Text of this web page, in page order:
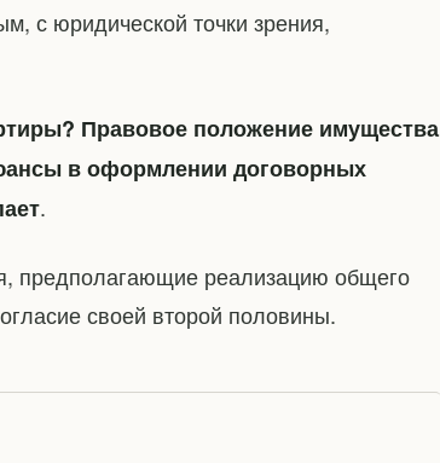
с юридической точки зрения,
Правовое положение имущества
в оформлении договорных
.
предполагающие реализацию общего
своей второй половины.